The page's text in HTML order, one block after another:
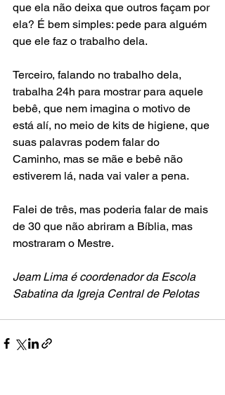
que ela não deixa que outros façam por
ela? É bem simples: pede para alguém
que ele faz o trabalho dela.
Terceiro, falando no trabalho dela,
trabalha 24h para mostrar para aquele
bebê, que nem imagina o motivo de
está alí, no meio de kits de higiene, que
suas palavras podem falar do
Caminho, mas se mãe e bebê não
estiverem lá, nada vai valer a pena.
Falei de três, mas poderia falar de mais
de 30 que não abriram a Bíblia, mas
mostraram o Mestre.
Jeam Lima é coordenador da Escola
Sabatina da Igreja Central de Pelotas